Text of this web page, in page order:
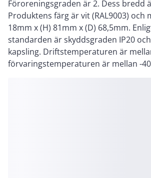
Föroreningsgraden är 2. Dess bredd
Produktens färg är vit (RAL9003) och
18mm x (H) 81mm x (D) 68,5mm.
standarden är skyddsgraden IP20
kapsling. Driftstemperaturen är
förvaringstemperaturen är mellan -